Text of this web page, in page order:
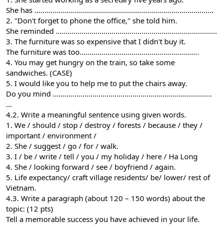
She has ..........................................................................................
2. "Don't forget to phone the office," she told him.
She reminded .................................................................................
3. The furniture was so expensive that I didn't buy it.
The furniture was too............................................................
4. You may get hungry on the train, so take some
sandwiches. (CASE)
5. I would like you to help me to put the chairs away.
Do you mind ................................................................................
…
4.2. Write a meaningful sentence using given words.
1. We / should / stop / destroy / forests / because / they /
important / environment /
2. She / suggest / go / for / walk.
3. I / be / write / tell / you / my holiday / here / Ha Long
4. She / looking forward / see / boyfriend / again.
5. Life expectancy/ craft village residents/ be/ lower/ rest of
Vietnam.
4.3. Write a paragraph (about 120 – 150 words) about the
topic: (12 pts)
Tell a memorable success you have achieved in your life.